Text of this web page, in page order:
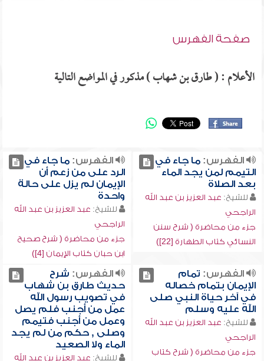
صفحة الفهرس
الأعلام : ( طارق بن شهاب ) مذكور في المواضع التالية
الفهرس:ما جاء في
التيمم لمن يجد الماء
بعد الصلاة
للشيخ: عبد العزيز بن عبد الله
الراجحي
جزء من محاضرة ( شرح سنن
النسائي كتاب الطهارة [22])
الفهرس:ما جاء في
الرد على من زعم أن
الإيمان لم يزل على حالة
واحدة
للشيخ: عبد العزيز بن عبد الله
الراجحي
جزء من محاضرة ( شرح صحيح
ابن حبان كتاب الإيمان [4])
الفهرس: تمام
الإيمان بتمام خصاله
في آخر حياة النبي صلى
الله عليه وسلم
للشيخ: عبد العزيز بن عبد الله
الراجحي
جزء من محاضرة ( شرح كتاب
الفهرس: شرح
حديث طارق بن شهاب
في تصويب رسول الله
عمل من أجنب فلم يصل
وعمل من أجنب فتيمم
وصلى , حكم من لم يجد
الماء ولا الصعيد
للشيخ: عبد العزيز بن عبد الله